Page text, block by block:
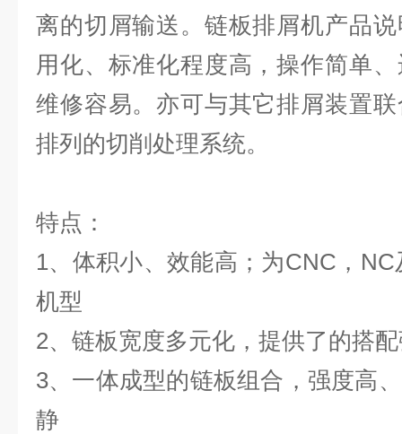
离的切屑输送。链板排屑机产品
用化、标准化程度高，操作简单
维修容易。亦可与其它排屑装置
排列的切削处理系统。
特点：
1、体积小、效能高；为CNC，
机型
2、链板宽度多元化，提供了的搭
3、一体成型的链板组合，强度高
静